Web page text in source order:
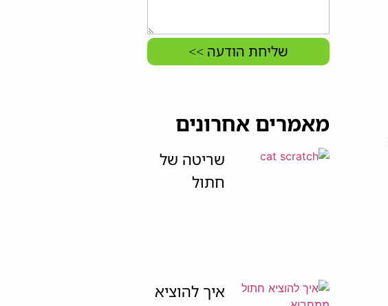
שליחת הודעה >>
מאמרים אחרונים
שריטה של
חתול
איך להוציא